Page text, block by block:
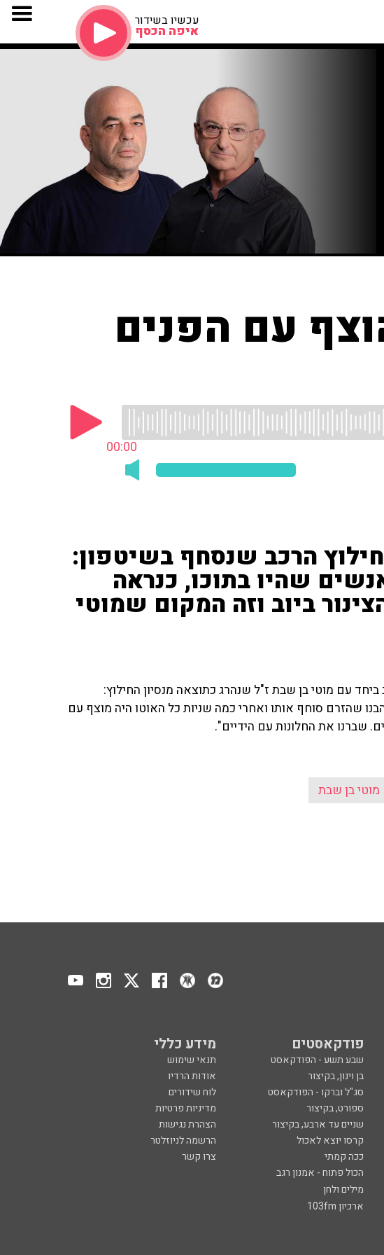
עכשיו בשידור
איפה הכסף
עם הפנים
00:00
הרכב שנסחף בשיטפון:
שהיו בתוכו, כנראה
ביוב וזה המקום שמוטי
עם מוטי בן שבת ז"ל שנהרג כתוצאה מנסיון החילוץ:
שהזרם סוחף אותו ואחרי כמה שניות כל האוטו היה מוצף עם
שברנו את החלונות עם הידיים".
מוטי בן שבת
פודקאסטים מידע כללי
שבע תשע - הפודקאסט
תנאי שימוש
בן וינון, בקיצור
אודות הרדיו
סג"ל וברקו - הפודקאסט
לוח שידורים
ספורט, בקיצור
מדיניות פרטיות
שניים עד ארבע, בקיצור
הצהרת נגישות
קרסו יוצא לאכול
הרשמה לניוזלטר
ככה קמתי
צרו קשר
הכול פתוח - אמנון רגב
מילים ולחן
ארכיון 103fm